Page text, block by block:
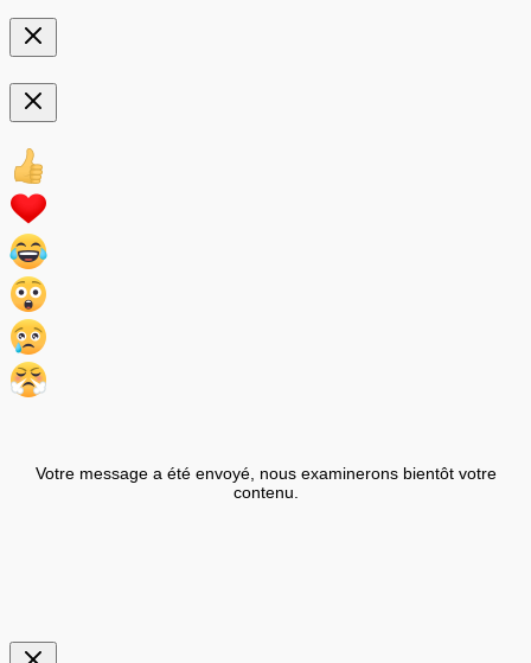
Votre message a été envoyé, nous examinerons bientôt votre
contenu.